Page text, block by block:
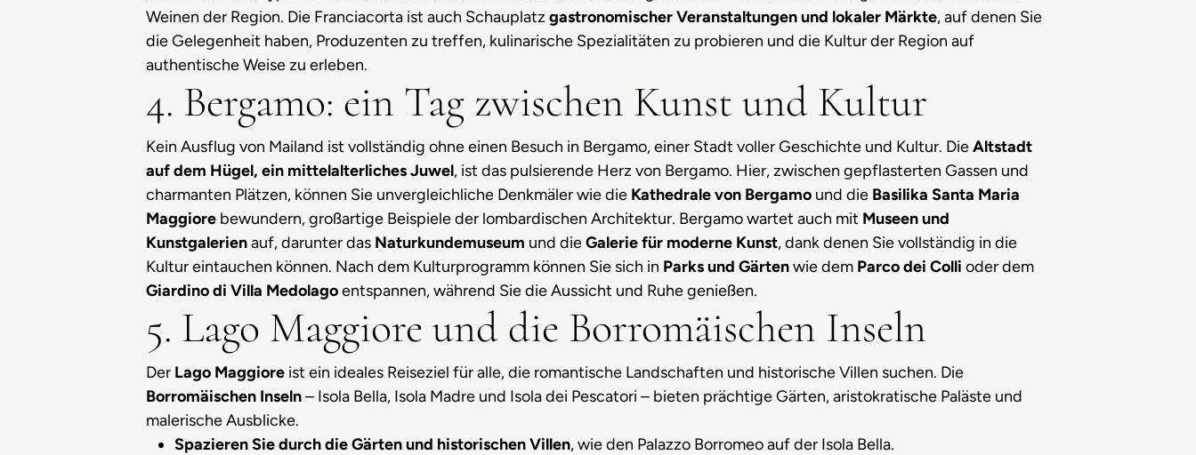
Weinen der Region. Die Franciacorta ist auch Schauplatz gastronomischer Veranstaltungen und lokaler Märkte, auf denen Sie
die Gelegenheit haben, Produzenten zu treffen, kulinarische Spezialitäten zu probieren und die Kultur der Region auf
authentische Weise zu erleben.
4. Bergamo: ein Tag zwischen Kunst und Kultur
Kein Ausflug von Mailand ist vollständig ohne einen Besuch in Bergamo, einer Stadt voller Geschichte und Kultur. DieAltstadt
auf dem Hügel, ein mittelalterliches Juwel, ist das pulsierende Herz von Bergamo. Hier, zwischen gepflasterten Gassen und
charmanten Plätzen, können Sie unvergleichliche Denkmäler wie die Kathedrale von Bergamo und die Basilika Santa Maria
Maggiore bewundern, großartige Beispiele der lombardischen Architektur. Bergamo wartet auch mit Museen und
Kunstgalerienauf, darunter das Naturkundemuseum und dieGalerie für moderne Kunst, dank denen Sie vollständig in die
Kultur eintauchen können. Nach dem Kulturprogramm können Sie sich in Parks und Gärtenwie dem Parco dei Colli oder dem
Giardino di Villa Medolagoentspannen, während Sie die Aussicht und Ruhe genießen.
5. Lago Maggiore und die Borromäischen Inseln
Der Lago Maggiore ist ein ideales Reiseziel für alle, die romantische Landschaften und historische Villen suchen. Die
Borromäischen Inseln– Isola Bella, Isola Madre und Isola dei Pescatori – bieten prächtige Gärten, aristokratische Paläste und
malerische Ausblicke.
Spazieren Sie durch die Gärten und historischen Villen, wie den Palazzo Borromeo auf der Isola Bella.